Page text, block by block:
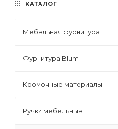
КАТАЛОГ
Мебельная фурнитура
Фурнитура Blum
Кромочные материалы
Ручки мебельные